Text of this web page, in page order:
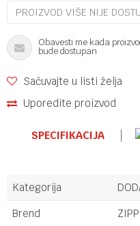
PROIZVOD VIŠE NIJE
Obavesti me kada
bude dostupan
Sačuvajte u listi želja
Uporedite proizvod
SPECIFIKACIJA
Kategorija
Brend